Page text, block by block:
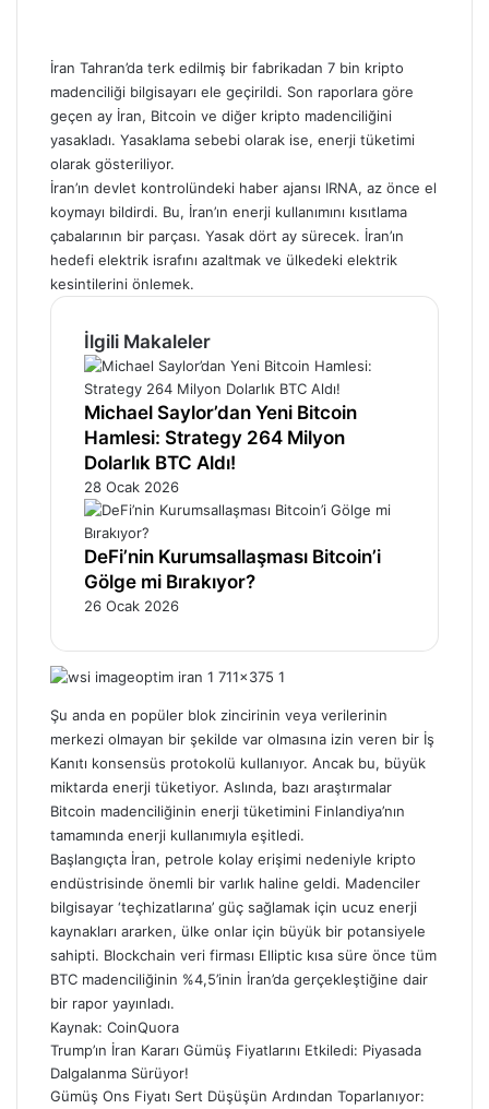
İran Tahran’da terk edilmiş bir fabrikadan 7 bin kripto
madenciliği bilgisayarı ele geçirildi. Son raporlara göre
geçen ay İran, Bitcoin ve diğer kripto madenciliğini
yasakladı. Yasaklama sebebi olarak ise, enerji tüketimi
olarak gösteriliyor.
İran’ın devlet kontrolündeki haber ajansı IRNA, az önce el
koymayı bildirdi. Bu, İran’ın enerji kullanımını kısıtlama
çabalarının bir parçası. Yasak dört ay sürecek. İran’ın
hedefi elektrik israfını azaltmak ve ülkedeki elektrik
kesintilerini önlemek.
İlgili Makaleler
Michael Saylor’dan Yeni Bitcoin
Hamlesi: Strategy 264 Milyon
Dolarlık BTC Aldı!
28 Ocak 2026
DeFi’nin Kurumsallaşması Bitcoin’i
Gölge mi Bırakıyor?
26 Ocak 2026
Şu anda en popüler blok zincirinin veya verilerinin
merkezi olmayan bir şekilde var olmasına izin veren bir İş
Kanıtı konsensüs protokolü kullanıyor. Ancak bu, büyük
miktarda enerji tüketiyor. Aslında, bazı araştırmalar
Bitcoin madenciliğinin enerji tüketimini Finlandiya’nın
tamamında enerji kullanımıyla eşitledi.
Başlangıçta İran, petrole kolay erişimi nedeniyle kripto
endüstrisinde önemli bir varlık haline geldi. Madenciler
bilgisayar ‘teçhizatlarına’ güç sağlamak için ucuz enerji
kaynakları ararken, ülke onlar için büyük bir potansiyele
sahipti. Blockchain veri firması Elliptic kısa süre önce tüm
BTC madenciliğinin %4,5’inin İran’da gerçekleştiğine dair
bir rapor yayınladı.
Kaynak: CoinQuora
Trump’ın İran Kararı Gümüş Fiyatlarını Etkiledi: Piyasada
Dalgalanma Sürüyor!
Gümüş Ons Fiyatı Sert Düşüşün Ardından Toparlanıyor: